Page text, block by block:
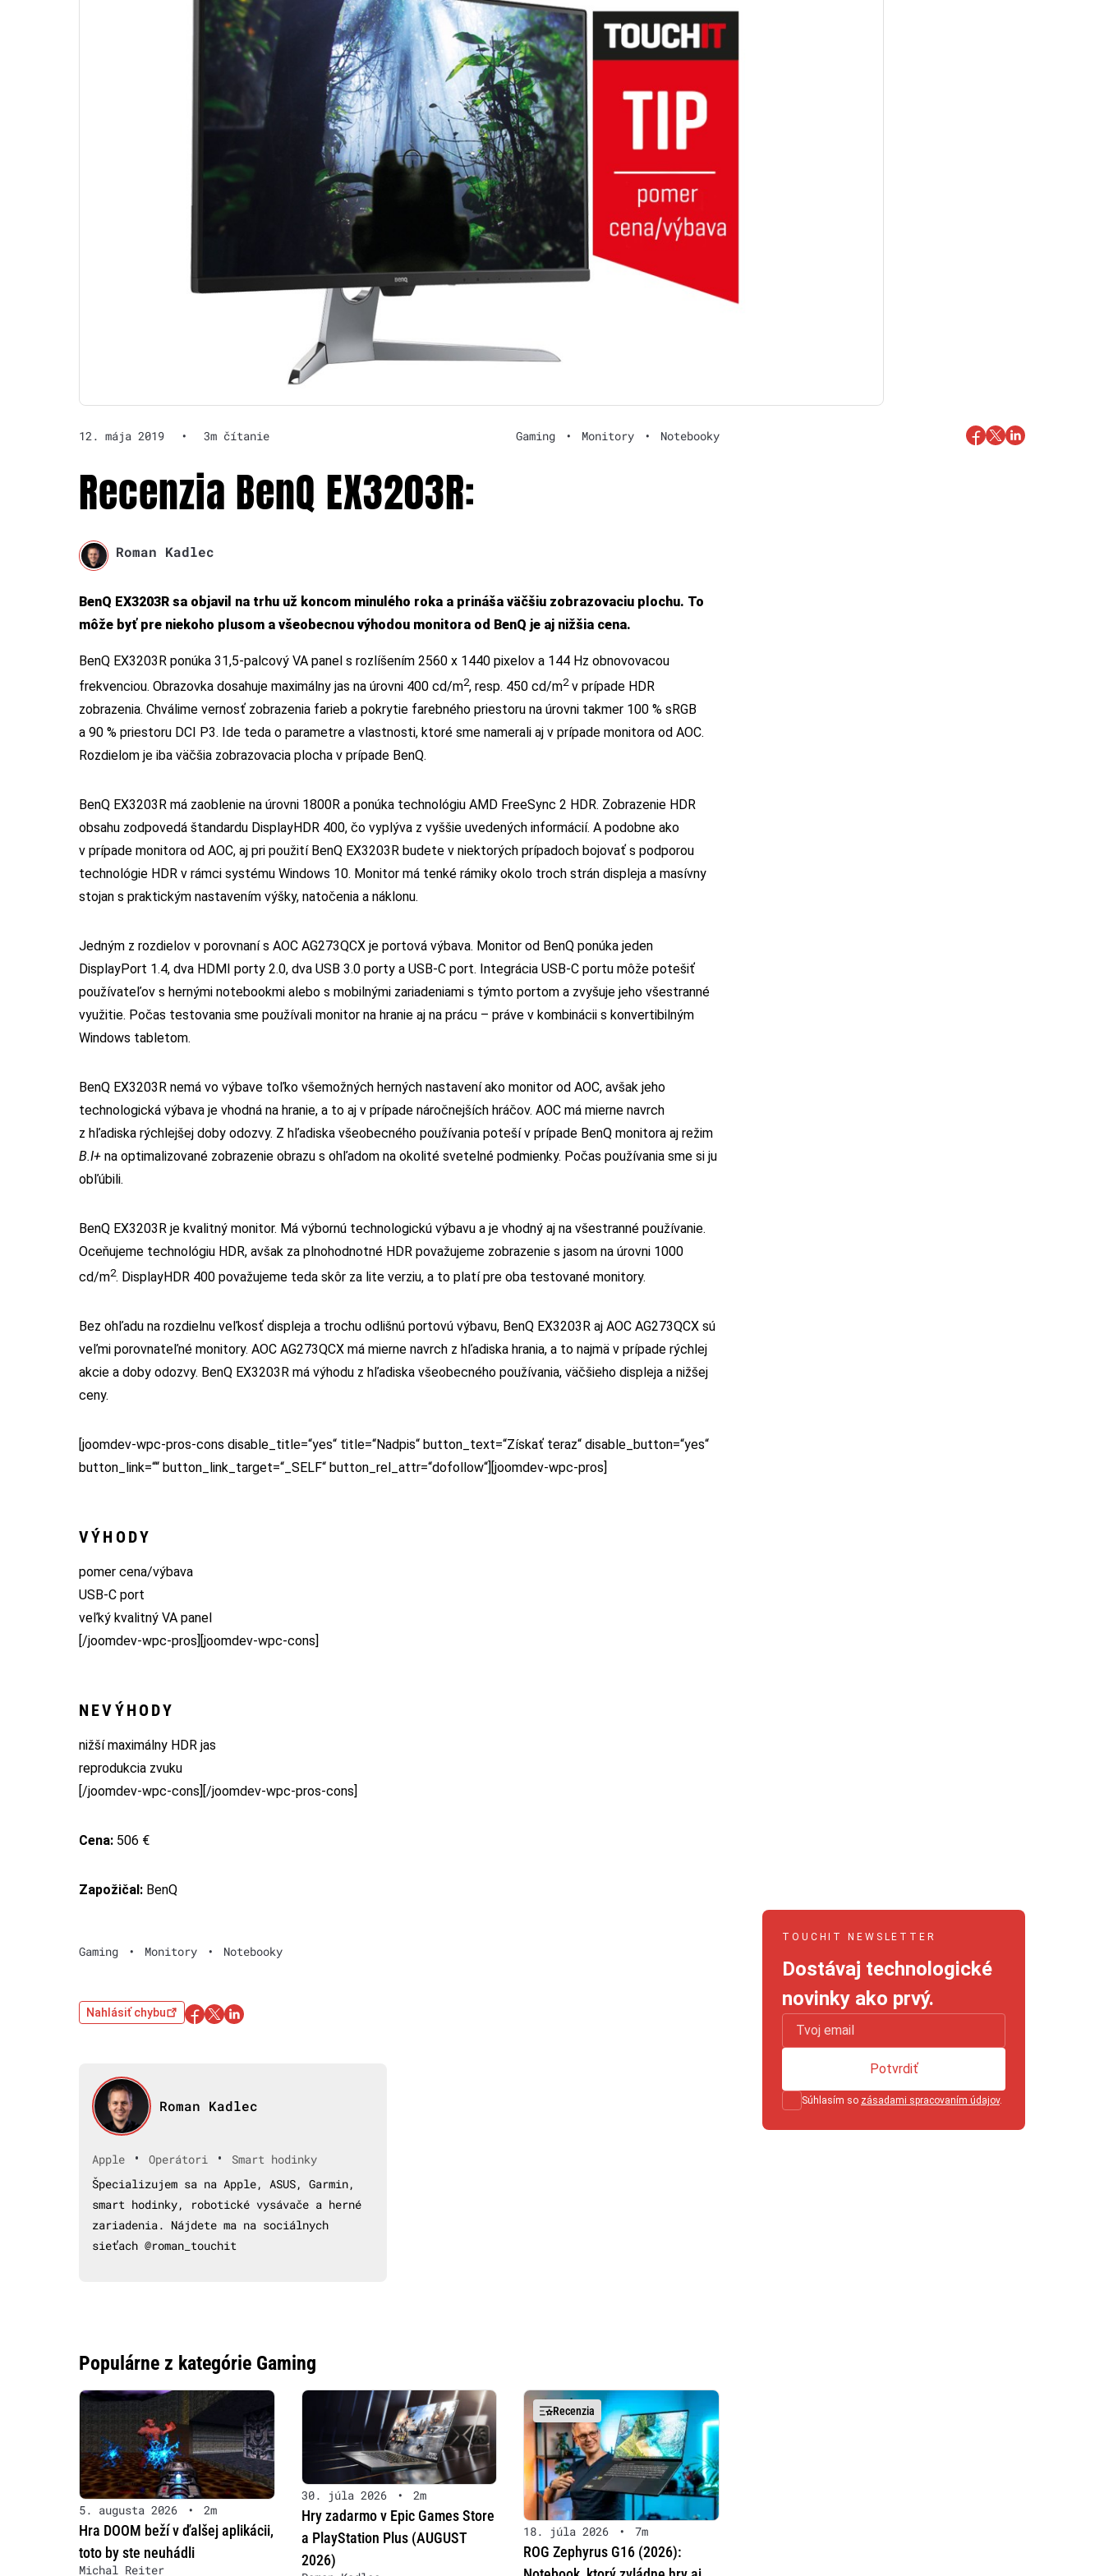
12. mája 2019 • 3m čítanie Gaming • Monitory • Notebooky
Recenzia BenQ EX3203R:
Roman Kadlec
BenQ EX3203R sa objavil na trhu už koncom minulého roka a prináša väčšiu zobrazovaciu plochu. To
môže byť pre niekoho plusom a všeobecnou výhodou monitora od BenQ je aj nižšia cena.
BenQ EX3203R ponúka 31,5-palcový VA panel s rozlíšením 2560 x 1440 pixelov a 144 Hz obnovovacou
frekvenciou. Obrazovka dosahuje maximálny jas na úrovni 400 cd/m2, resp. 450 cd/m2v prípade HDR
zobrazenia. Chválime vernosť zobrazenia farieb a pokrytie farebného priestoru na úrovni takmer 100 % sRGB
a 90 % priestoru DCI P3. Ide teda o parametre a vlastnosti, ktoré sme namerali aj v prípade monitora od AOC.
Rozdielom je iba väčšia zobrazovacia plocha v prípade BenQ.
BenQ EX3203R má zaoblenie na úrovni 1800R a ponúka technológiu AMD FreeSync 2 HDR. Zobrazenie HDR
obsahu zodpovedá štandardu DisplayHDR 400, čo vyplýva z vyššie uvedených informácií. A podobne ako
v prípade monitora od AOC, aj pri použití BenQ EX3203R budete v niektorých prípadoch bojovať s podporou
technológie HDR v rámci systému Windows 10. Monitor má tenké rámiky okolo troch strán displeja a masívny
stojan s praktickým nastavením výšky, natočenia a náklonu.
Jedným z rozdielov v porovnaní s AOC AG273QCX je portová výbava. Monitor od BenQ ponúka jeden
DisplayPort 1.4, dva HDMI porty 2.0, dva USB 3.0 porty a USB-C port. Integrácia USB-C portu môže potešiť
používateľov s hernými notebookmi alebo s mobilnými zariadeniami s týmto portom a zvyšuje jeho všestranné
využitie. Počas testovania sme používali monitor na hranie aj na prácu – práve v kombinácii s konvertibilným
Windows tabletom.
BenQ EX3203R nemá vo výbave toľko všemožných herných nastavení ako monitor od AOC, avšak jeho
technologická výbava je vhodná na hranie, a to aj v prípade náročnejších hráčov. AOC má mierne navrch
z hľadiska rýchlejšej doby odozvy. Z hľadiska všeobecného používania poteší v prípade BenQ monitora aj režim
B.I+ na optimalizované zobrazenie obrazu s ohľadom na okolité svetelné podmienky. Počas používania sme si ju
obľúbili.
BenQ EX3203R je kvalitný monitor. Má výbornú technologickú výbavu a je vhodný aj na všestranné používanie.
Oceňujeme technológiu HDR, avšak za plnohodnotné HDR považujeme zobrazenie s jasom na úrovni 1000
cd/m2. DisplayHDR 400 považujeme teda skôr za lite verziu, a to platí pre oba testované monitory.
Bez ohľadu na rozdielnu veľkosť displeja a trochu odlišnú portovú výbavu, BenQ EX3203R aj AOC AG273QCX sú
veľmi porovnateľné monitory. AOC AG273QCX má mierne navrch z hľadiska hrania, a to najmä v prípade rýchlej
akcie a doby odozvy. BenQ EX3203R má výhodu z hľadiska všeobecného používania, väčšieho displeja a nižšej
ceny.
[joomdev-wpc-pros-cons disable_title=“yes“ title=“Nadpis“ button_text=“Získať teraz“ disable_button=“yes“
button_link=““ button_link_target=“_SELF“ button_rel_attr=“dofollow“][joomdev-wpc-pros]
VÝHODY
pomer cena/výbava
USB-C port
veľký kvalitný VA panel
[/joomdev-wpc-pros][joomdev-wpc-cons]
NEVÝHODY
nižší maximálny HDR jas
reprodukcia zvuku
[/joomdev-wpc-cons][/joomdev-wpc-pros-cons]
Cena: 506 €
Zapožičal: BenQ
Gaming • Monitory • Notebooky
Nahlásiť chybu
Roman Kadlec
Apple • Operátori •
Smart hodinky
Špecializujem sa na Apple, ASUS, Garmin,
smart hodinky, robotické vysávače a herné
zariadenia. Nájdete ma na sociálnych
sieťach @roman_touchit
Populárne z kategórie Gaming
5. augusta 2026 • 2m
Hra DOOM beží v ďalšej aplikácii,
toto by ste neuhádli
Michal Reiter
30. júla 2026 • 2m
Hry zadarmo v Epic Games Store
a PlayStation Plus (AUGUST
2026)
Recenzia
18. júla 2026 • 7m
ROG Zephyrus G16 (2026):
TOUCHIT NEWSLETTER
Dostávaj technologické
novinky ako prvý.
Súhlasím so zásadami spracovaním údajov.
Potvrdiť